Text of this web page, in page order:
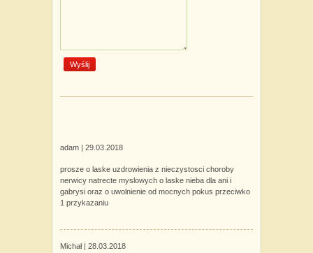
adam | 29.03.2018
prosze o laske uzdrowienia z nieczystosci choroby
nerwicy natrecte myslowych o laske nieba dla ani i
gabrysi oraz o uwolnienie od mocnych pokus przeciwko
1 przykazaniu
Michał | 28.03.2018